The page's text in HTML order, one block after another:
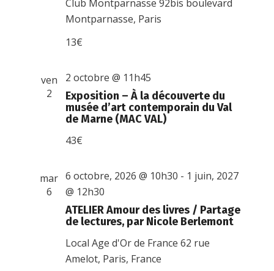
Club Montparnasse92bis boulevard
Montparnasse, Paris
13€
ven
2
Exposition – À la découverte du
musée d’art contemporain du Val
de Marne (MAC VAL)
2 octobre @ 11h45
43€
mar
6
ATELIER Amour des livres / Partage
de lectures, par Nicole Berlemont
6 octobre, 2026 @ 10h30 - 1 juin, 2027
@ 12h30
Local Age d'Or de France62 rue
Amelot, Paris, France